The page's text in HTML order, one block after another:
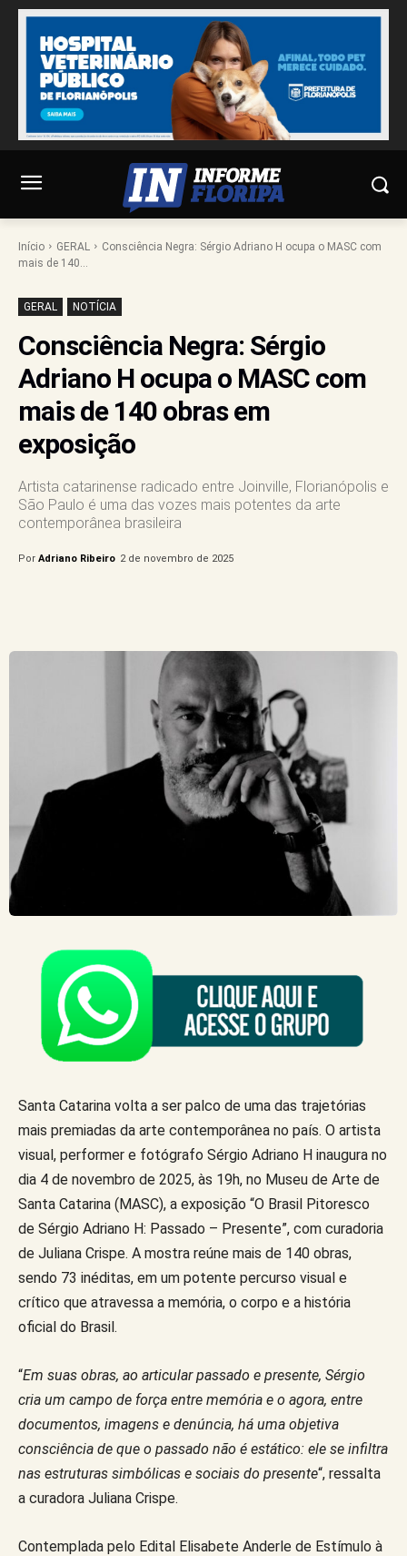
Início GERAL
Consciência Negra: Sérgio Adriano H ocupa o MASC com
mais de 140...
GERAL NOTÍCIA
Consciência Negra: Sérgio
Adriano H ocupa o MASC com
mais de 140 obras em
exposição
Artista catarinense radicado entre Joinville, Florianópolis e
São Paulo é uma das vozes mais potentes da arte
contemporânea brasileira
Por Adriano Ribeiro 2 de novembro de 2025
Santa Catarina volta a ser palco de uma das trajetórias
mais premiadas da arte contemporânea no país. O artista
visual, performer e fotógrafo Sérgio Adriano H inaugura no
dia 4 de novembro de 2025, às 19h, no Museu de Arte de
Santa Catarina (MASC), a exposição “O Brasil Pitoresco
de Sérgio Adriano H: Passado – Presente”, com curadoria
de Juliana Crispe. A mostra reúne mais de 140 obras,
sendo 73 inéditas, em um potente percurso visual e
crítico que atravessa a memória, o corpo e a história
oficial do Brasil.
“Em suas obras, ao articular passado e presente, Sérgio
cria um campo de força entre memória e o agora, entre
documentos, imagens e denúncia, há uma objetiva
consciência de que o passado não é estático: ele se infiltra
nas estruturas simbólicas e sociais do presente“, ressalta
a curadora Juliana Crispe.
Contemplada pelo Edital Elisabete Anderle de Estímulo à